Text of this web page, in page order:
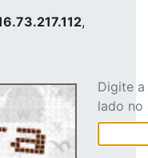
,
Digite
lado no